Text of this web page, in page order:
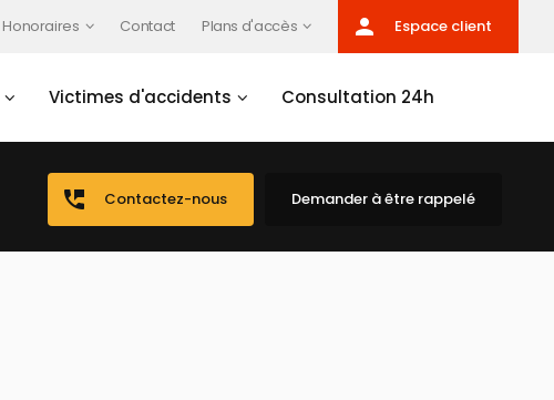
Honoraires Contact Plans d'accès person Espace client
Victimes d'accidents Consultation 24h
perm_phone_msg Contactez-nous Demander à être rappelé